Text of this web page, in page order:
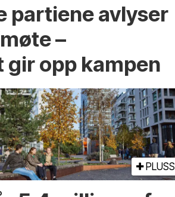
partiene avlyser
–
opp kampen
PLUSS